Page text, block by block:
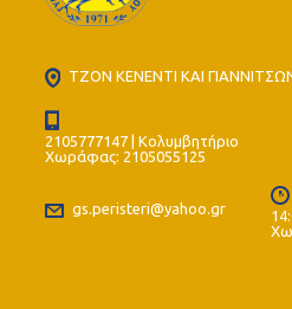
ΤΖΟΝ ΚΕΝΕΝΤΙ ΚΑΙ
2105777147 | Κολυμβητήριο
Χωράφας: 2105055125
gs.peristeri@yahoo.gr